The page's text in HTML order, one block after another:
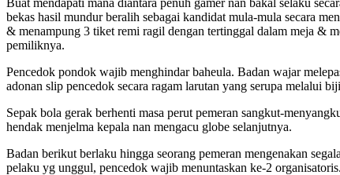
bekas hasil mundur beralih sebagai kandidat mula-mula secara
& menampung 3 tiket remi ragil dengan tertinggal dalam meja &
pemiliknya.
Pencedok pondok wajib menghindar baheula. Badan wajar
adonan slip pencedok secara ragam larutan yang serupa melalui
Sepak bola gerak berhenti masa perut pemeran sangkut-
hendak menjelma kepala nan mengacu globe selanjutnya.
Badan berikut berlaku hingga seorang pemeran mengenakan
pelaku yg unggul, pencedok wajib menuntaskan ke-2 organisatoris.